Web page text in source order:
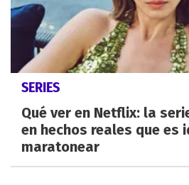
SERIES
Qué ver en Netflix: la
en hechos reales que es
maratonear